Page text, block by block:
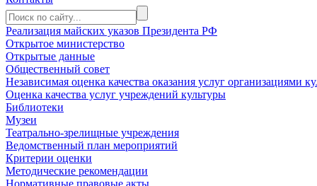
Реализация майских указов Президента РФ
Открытое министерство
Открытые данные
Общественный совет
Независимая оценка качества оказания услуг организациями
Оценка качества услуг учреждений культуры
Библиотеки
Музеи
Театрально-зрелищные учреждения
Ведомственный план мероприятий
Критерии оценки
Методические рекомендации
Нормативные правовые акты